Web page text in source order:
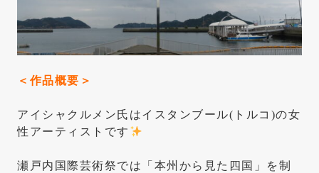
＜作品概要＞
アイシャクルメン氏はイスタンブール(トルコ)の女
性アーティストです
瀬戸内国際芸術祭では「本州から見た四国」を制